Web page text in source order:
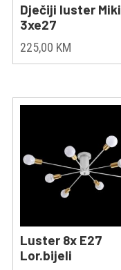
Dječiji luster Miki
3xe27
225,00 KM
Luster 8x E27
Lor.bijeli